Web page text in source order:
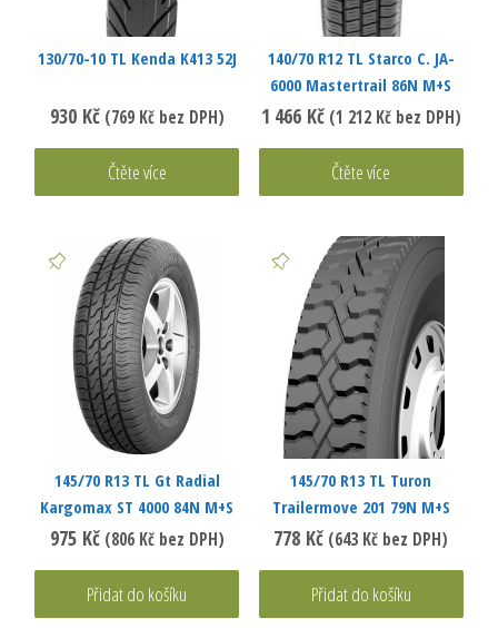
130/70-10 TL Kenda K413 52J
930 Kč (769 Kčbez DPH)
Čtěte více
140/70 R12 TL Starco C. JA-
6000 Mastertrail 86N M+S
1 466 Kč (1 212 Kčbez DPH)
Čtěte více
145/70 R13 TL Gt Radial
Kargomax ST 4000 84N M+S
975 Kč (806 Kčbez DPH)
Přidat do košíku
145/70 R13 TL Turon
Trailermove 201 79N M+S
778 Kč (643 Kč bez DPH)
Přidat do košíku